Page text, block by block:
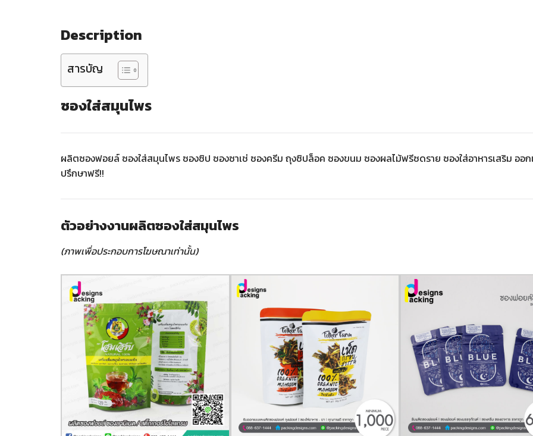
Description
สารบัญ
ซองใส่สมุนไพร
ผลิตซองฟอยล์ ซองใส่สมุนไพร ซองซิป ซองซาเช่ ซองครีม ถุงซิปล็อค ซองขนม ซองผลไม้ฟรีซดราย ซองใส่อาหารเสริม ออ
ปรึกษาฟรี!!
ตัวอย่างงานผลิตซองใส่สมุนไพร
(ภาพเพื่อประกอบการโฆษณาเท่านั้น)